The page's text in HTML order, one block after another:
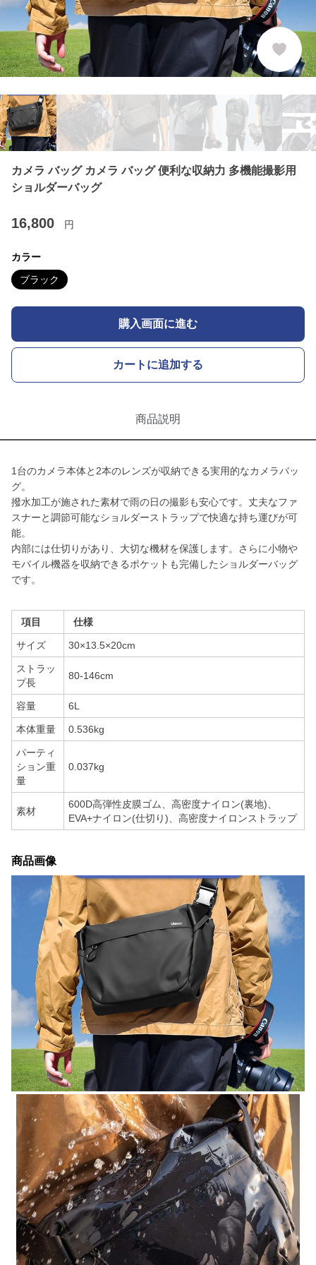
カメラ バッグ カメラ バッグ 便利な収納力 多機能撮影用
ショルダーバッグ
16,800 円
カラー
ブラック
購入画面に進む
カートに追加する
商品説明
1台のカメラ本体と2本のレンズが収納できる実用的なカメラバッ
グ。
撥水加工が施された素材で雨の日の撮影も安心です。丈夫なファ
スナーと調節可能なショルダーストラップで快適な持ち運びが可
能。
内部には仕切りがあり、大切な機材を保護します。さらに小物や
モバイル機器を収納できるポケットも完備したショルダーバッグ
です。
項目 仕様
サイズ 30×13.5×20cm
ストラッ
プ長
80-146cm
容量 6L
本体重量 0.536kg
パーティ
ション重
量
0.037kg
素材
600D高弾性皮膜ゴム、高密度ナイロン(裏地)、
EVA+ナイロン(仕切り)、高密度ナイロンストラップ
商品画像